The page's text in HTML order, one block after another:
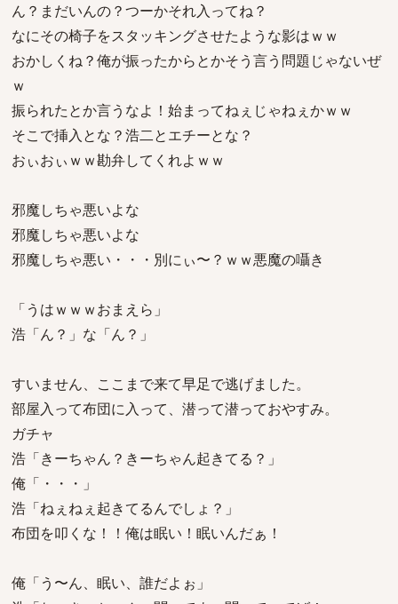
ん？まだいんの？つーかそれ入ってね？
なにその椅子をスタッキングさせたような影はｗｗ
おかしくね？俺が振ったからとかそう言う問題じゃないぜ
ｗ
振られたとか言うなよ！始まってねぇじゃねぇかｗｗ
そこで挿入とな？浩二とエチーとな？
おぃおぃｗｗ勘弁してくれよｗｗ
邪魔しちゃ悪いよな
邪魔しちゃ悪いよな
邪魔しちゃ悪い・・・別にぃ〜？ｗｗ悪魔の囁き
「うはｗｗｗおまえら」
浩「ん？」な「ん？」
すいません、ここまで来て早足で逃げました。
部屋入って布団に入って、潜って潜っておやすみ。
ガチャ
浩「きーちゃん？きーちゃん起きてる？」
俺「・・・」
浩「ねぇねぇ起きてるんでしょ？」
布団を叩くな！！俺は眠い！眠いんだぁ！
俺「う〜ん、眠い、誰だよぉ」